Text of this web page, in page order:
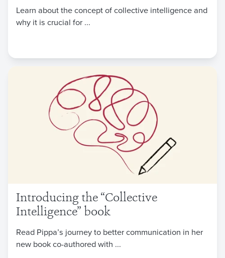
Learn about the concept of collective intelligence and
why it is crucial for ...
Introducing the “Collective
Intelligence” book
Read Pippa’s journey to better communication in her
new book co-authored with ...